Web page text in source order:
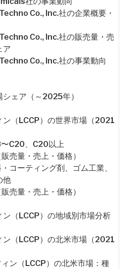
Co., Inc.社の企業概要・
Co., Inc.社の販売量・売
ア
Co., Inc.社の事業動向
ェア（～2025年）
ン（LCCP）の世界市場（2021
C20、C20以上
売量・売上・価格）
コーティング剤、ゴム工業、
他
売量・売上・価格）
（LCCP）の地域別市場分析
ン（LCCP）の北米市場（2021
ン（LCCP）の北米市場：種